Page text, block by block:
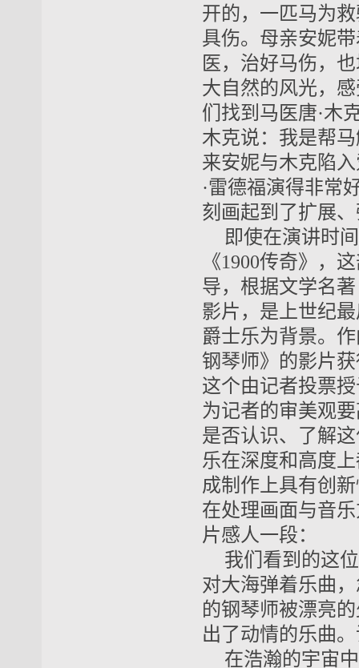
开的，一匹马为
具伤。母亲安妮
医，治好马伤，
大自然的风光，
们找到马医唐·木
木克说：我是帮
来安妮与木克陷
·雷德福演得非常
刻画起到了扩展
即使在演讲时
《1900传奇》，
导，根据文学名
影片，是上世纪
爵士乐为背景。
钢琴师》的影片
这个由记者投票
为记者的审美观
是否认识、了解
乐在深度和高度
成制作上具有创
在处理画面与音
片感人一段：
我们看到的这
对大海弹着乐曲
的钢琴师被漂亮
出了动情的乐曲
在浩瀚的宇宙